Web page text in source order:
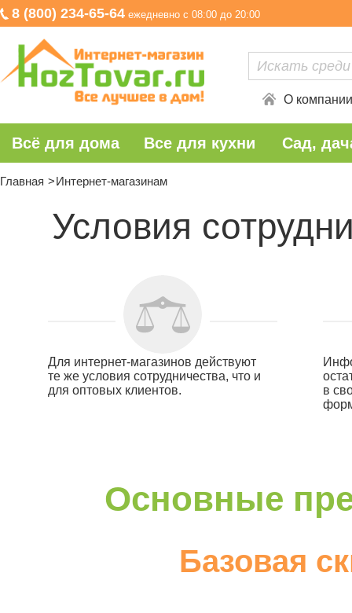
8 (800) 234-65-64 ежедневно с 08:00 до 20:00
О компании
Всё для дома Все для кухни Сад,
Главная Интернет-магазинам
Условия
Для интернет-магазинов действуют
те же условия сотрудничества, что и
для оптовых клиентов.
в
Основные
Базовая